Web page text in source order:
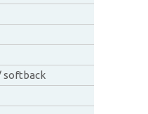
softback